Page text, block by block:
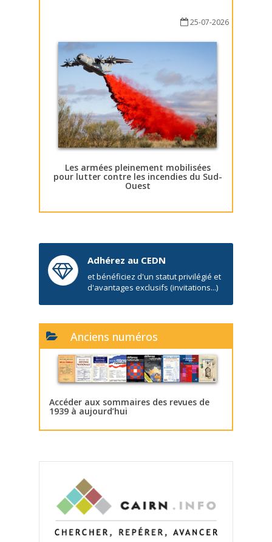
25-07-2026
Les armées pleinement mobilisées
pour lutter contre les incendies du Sud-
Ouest
Adhérez au CEDN
et bénéficiez d'un statut privilégié et
d'avantages exclusifs (invitations...)
Anciens numéros
Accéder aux sommaires des revues de
1939 à aujourd’hui